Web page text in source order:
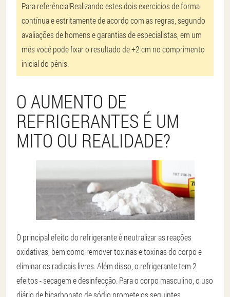
Para referência!Realizando estes dois exercícios de forma
contínua e estritamente de acordo com as regras, segundo
avaliações de homens e garantias de especialistas, em um
mês você pode fixar o resultado de +2 cm no comprimento
inicial do pênis.
O AUMENTO DE
REFRIGERANTES É UM
MITO OU REALIDADE?
O principal efeito do refrigerante é neutralizar as reações
oxidativas, bem como remover toxinas e toxinas do corpo e
eliminar os radicais livres. Além disso, o refrigerante tem 2
efeitos - secagem e desinfecção. Para o corpo masculino, o uso
diário de bicarbonato de sódio promete os seguintes